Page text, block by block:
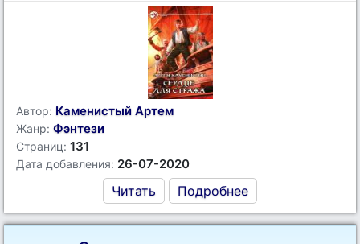
Автор: Каменистый Артем
Жанр: Фэнтези
Страниц: 131
Дата добавления: 26-07-2020
Читать Подробнее